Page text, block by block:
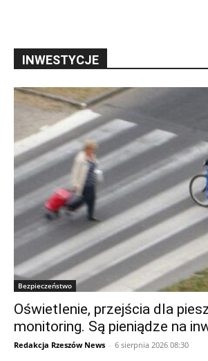
INWESTYCJE
Bezpieczeństwo
Oświetlenie, przejścia dla
monitoring. Są pieniądze na
Redakcja Rzeszów News - 6 sierpnia 2026 08:30